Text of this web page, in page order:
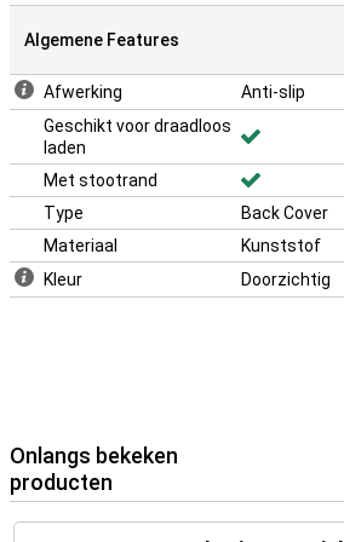
Algemene Features
Afwerking
Anti-slip
Geschikt voor draadloos
laden
Met stootrand
Type
Back Cover
Materiaal
Kunststof
Kleur
Doorzichtig
Onlangs bekeken
producten